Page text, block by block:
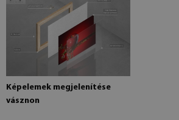
Képelemek megjelenítése
vásznon